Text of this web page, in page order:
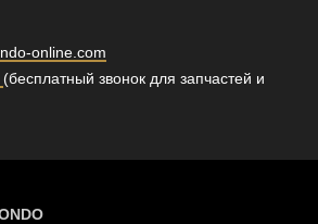
online.com
(бесплатный звонок для запчастей и